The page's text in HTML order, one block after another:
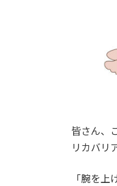
皆さん、
リカバリ
「腕を上